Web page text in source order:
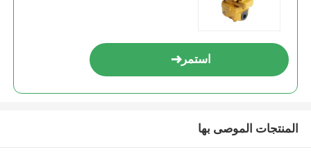
استمر
المنتجات الموصى بها